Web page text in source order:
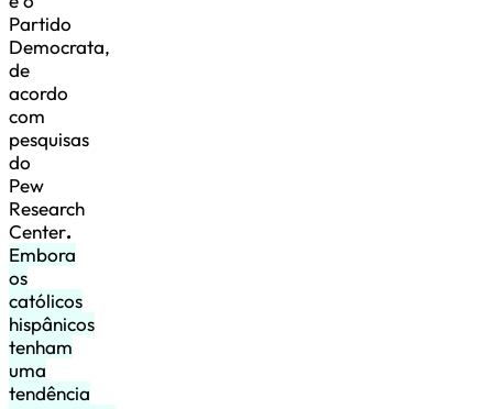
Partido
Democrata,
de
acordo
com
pesquisas
do
Pew
Research
Center.
Embora
os
católicos
hispânicos
tenham
uma
tendência